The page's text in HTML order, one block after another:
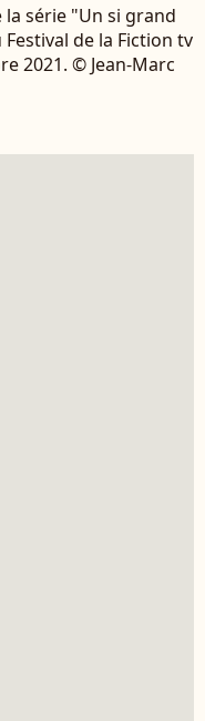
série "Un si grand
de la Fiction tv
2021. © Jean-Marc